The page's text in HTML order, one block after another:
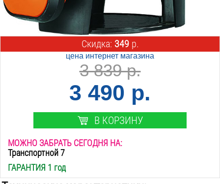
Скидка: 349р.
цена интернет магазина
3 839 р.
3 490 р.
В КОРЗИНУ
МОЖНО ЗАБРАТЬ СЕГОДНЯ НА:
Транспортной 7
ГАРАНТИЯ 1 год